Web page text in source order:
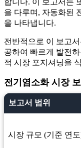
합니다. 이 보고서는
을 다루며, 자동화된
을 나타냅니다.
전반적으로 이 보고
공하여 빠르게 발전
적 시장 포지셔닝을
전기염소화 시장
보고서 범위
시장 규모 (기준 연